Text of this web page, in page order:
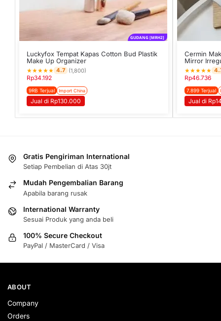
GUDANG [MRH2]
Luckyfox Tempat Kapas Cotton Bud Plastik
Make Up Organizer
★★★★★ 4.7 (1,800)
Rp34.192
9RB Terjual Import China
Jual di Rp130.000
Cermin
Mirror
★★★★★
Rp46.736
7.899 Terjual
Jual di
Gratis Pengiriman International
Setiap Pembelian di Atas 30jt
Mudah Pengembalian Barang
Apabila barang rusak
International Warranty
Sesuai Produk yang anda beli
100% Secure Checkout
PayPal / MasterCard / Visa
ABOUT
Company
Orders